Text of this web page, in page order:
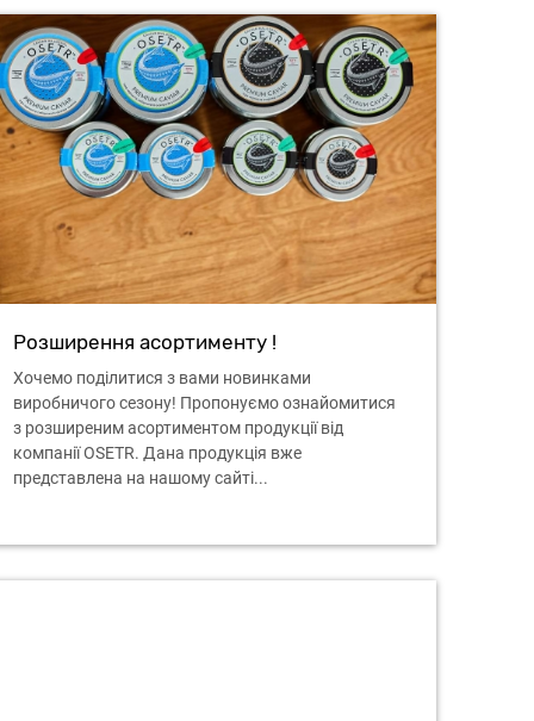
Розширення асортименту !
Хочемо поділитися з вами новинками
виробничого сезону! Пропонуємо ознайомитися
з розширеним асортиментом продукції від
компанії OSETR. Дана продукція вже
представлена на нашому сайті...